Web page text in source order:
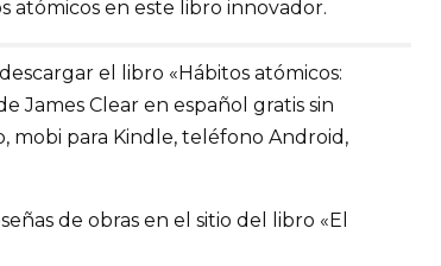
en este libro innovador.
el libro «Hábitos atómicos:
James Clear en español gratis sin
mobi para Kindle, teléfono Android,
de obras en el sitio del libro «El